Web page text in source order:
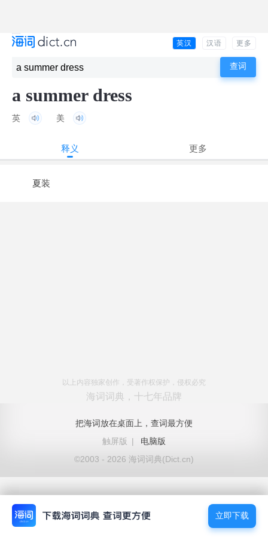
英汉 汉语 更多
a summer dress
英 美
释义 更多
夏装
以上内容独家创作，受著作权保护，侵权必究
海词词典，十七年品牌
把海词放在桌面上，查词最方便
触屏版
|
电脑版
©2003 - 2026 海词词典(Dict.cn)
立即下载
立即下载